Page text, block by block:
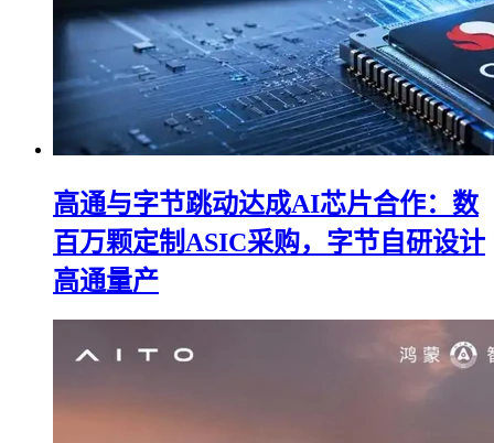
高通与字节跳动达成AI芯片合作：数
百万颗定制ASIC采购，字节自研设计
高通量产